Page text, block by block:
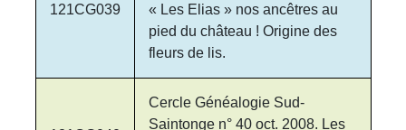
121CG039
« Les Elias » nos ancêtres au
pied du château ! Origine des
fleurs de lis.
Cercle Généalogie Sud-
Saintonge n° 40 oct. 2008. Les